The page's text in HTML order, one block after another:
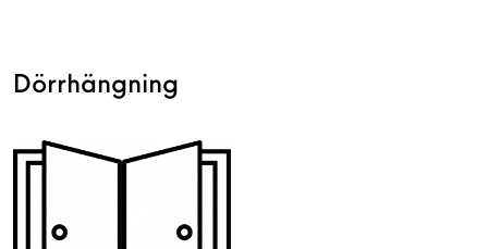
Dörrhängning